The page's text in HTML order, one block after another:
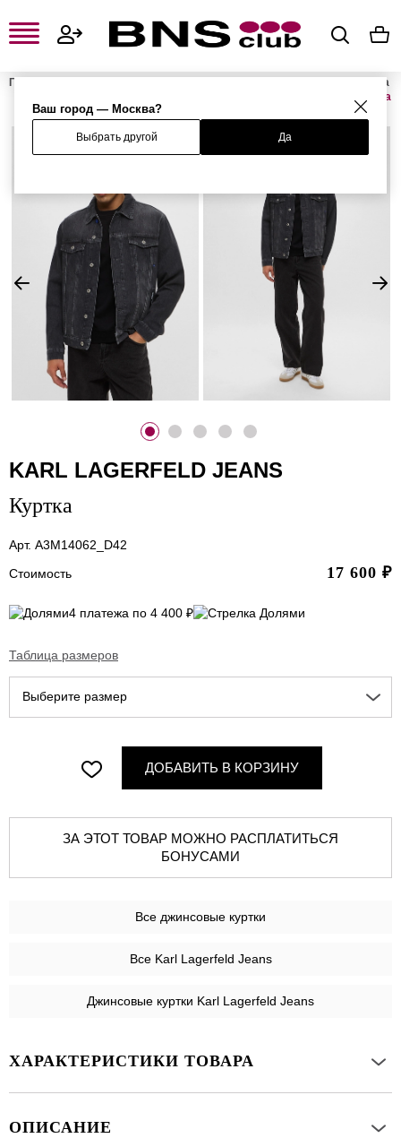
Ваш город — Москва?
Выбрать другой Да
Главная
Мужская одежда
Куртка
KARL LAGERFELD JEANS
Куртка
Арт. A3M14062_D42
Стоимость
17 600 ₽
4 платежа по 4 400 ₽
Таблица размеров
Выберите размер
ДОБАВИТЬ В КОРЗИНУ
ЗА ЭТОТ ТОВАР МОЖНО РАСПЛАТИТЬСЯ
БОНУСАМИ
Все джинсовые куртки
Все Karl Lagerfeld Jeans
Джинсовые куртки Karl Lagerfeld Jeans
ХАРАКТЕРИСТИКИ ТОВАРА
ОПИСАНИЕ